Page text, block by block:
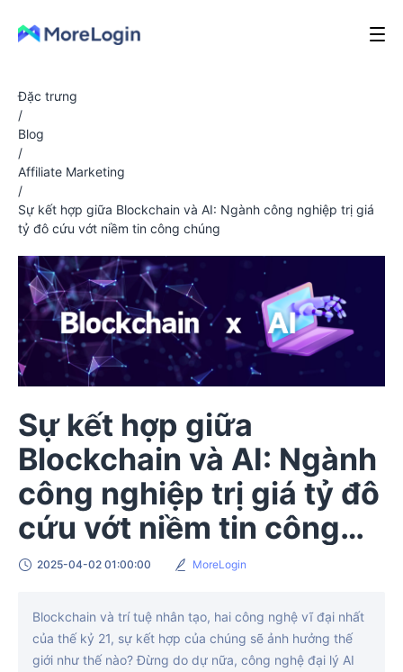
Đặc trưng
/
Blog
/
Affiliate Marketing
/
Sự kết hợp giữa Blockchain và AI: Ngành công nghiệp trị giá
tỷ đô cứu vớt niềm tin công chúng
Sự kết hợp giữa
Blockchain và AI: Ngành
công nghiệp trị giá tỷ đô
cứu vớt niềm tin công
chúng
2025-04-02 01:00:00 MoreLogin
Blockchain và trí tuệ nhân tạo, hai công nghệ vĩ đại nhất
của thế kỷ 21, sự kết hợp của chúng sẽ ảnh hưởng thế
giới như thế nào? Đừng do dự nữa, công nghệ đại lý AI